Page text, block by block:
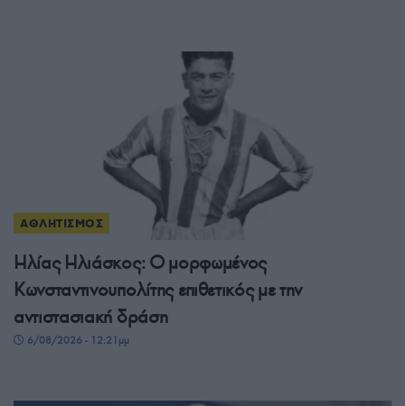
ΑΘΛΗΤΙΣΜΟΣ
Ηλίας Ηλιάσκος: Ο μορφωμένος
Κωνσταντινουπολίτης επιθετικός με την
αντιστασιακή δράση
6/08/2026 - 12:21μμ